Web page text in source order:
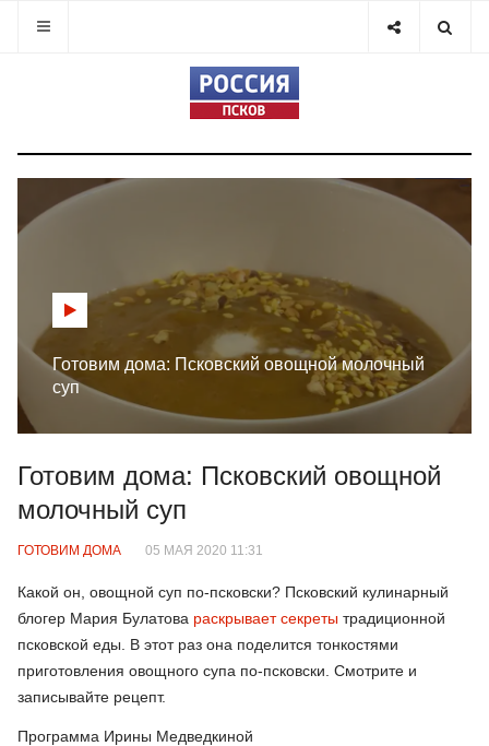
Готовим дома: Псковский овощной молочный
суп
Готовим дома: Псковский овощной
молочный суп
ГОТОВИМ ДОМА 05 МАЯ 2020 11:31
Какой он, овощной суп по-псковски? Псковский кулинарный
блогер Мария Булатова раскрывает секреты традиционной
псковской еды. В этот раз она поделится тонкостями
приготовления овощного супа по-псковски. Смотрите и
записывайте рецепт.
Программа Ирины Медведкиной